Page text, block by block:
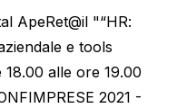
ApeRet@il "“HR:
e tools
18.00 alle ore 19.00
2021 -